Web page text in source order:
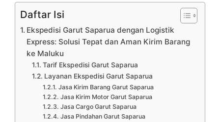
Daftar Isi
Ekspedisi Garut Saparua dengan Logistik
Express: Solusi Tepat dan Aman Kirim Barang
ke Maluku
Tarif Ekspedisi Garut Saparua
Layanan Ekspedisi Garut Saparua
Jasa Kirim Barang Garut Saparua
Jasa Kirim Motor Garut Saparua
Jasa Cargo Garut Saparua
Jasa Pindahan Garut Saparua